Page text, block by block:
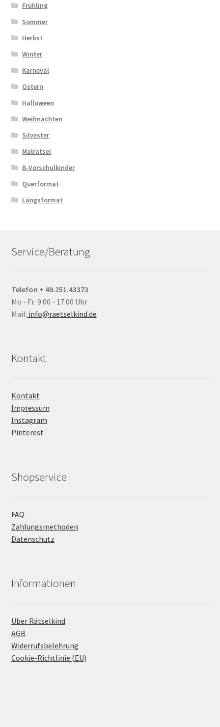
Frühling
Sommer
Herbst
Winter
Karneval
Ostern
Halloween
Weihnachten
Silvester
Malrätsel
B-Vorschulkinder
Querformat
Längsformat
Service/Beratung
Telefon + 49.251.43373
Mo - Fr: 9.00 - 17.00 Uhr
Mail: info@raetselkind.de
Kontakt
Kontakt
Impressum
Instagram
Pinterest
Shopservice
FAQ
Zahlungsmethoden
Datenschutz
Informationen
Über Rätselkind
AGB
Widerrufsbelehrung
Cookie-Richtlinie (EU)